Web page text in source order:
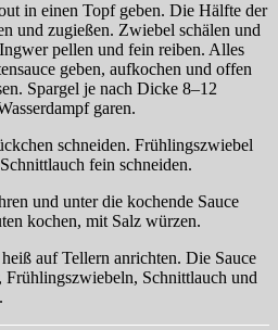
in einen Topf geben. Die Hälfte der
und zugießen. Zwiebel schälen und
pellen und fein reiben. Alles
geben, aufkochen und offen
Spargel je nach Dicke 8–12
garen.
schneiden. Frühlingszwiebel
fein schneiden.
und unter die kochende Sauce
kochen, mit Salz würzen.
auf Tellern anrichten. Die Sauce
Frühlingszwiebeln, Schnittlauch und